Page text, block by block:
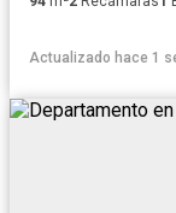
Actualizado hace 1